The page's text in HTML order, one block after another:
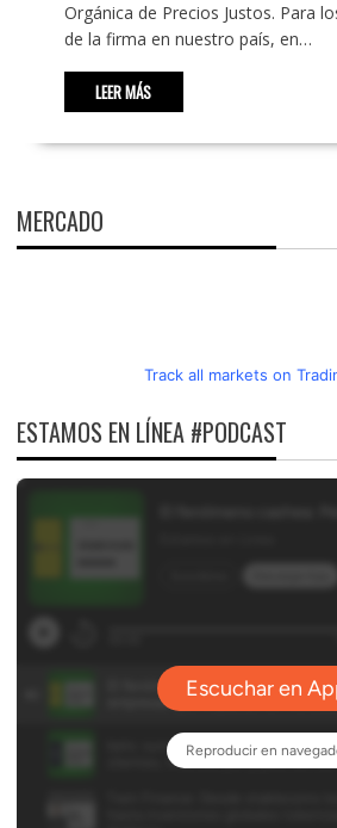
Orgánica de Precios Justos. Para
de la firma en nuestro país, en…
LEER MÁS
MERCADO
Track all markets on
ESTAMOS EN LÍNEA #PODCAST